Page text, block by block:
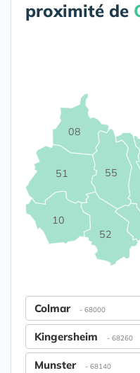
proximité de
08
10
51
52
55
Colmar - 68000
Kingersheim - 68260
Munster - 68140